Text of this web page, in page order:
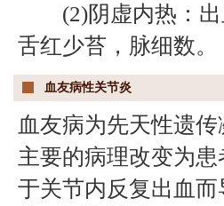
(2)阴虚内热：出
舌红少苔，脉细数。
血友病性关节炎
血友病为先天性遗
主要的病理改变为
于关节内反复出血